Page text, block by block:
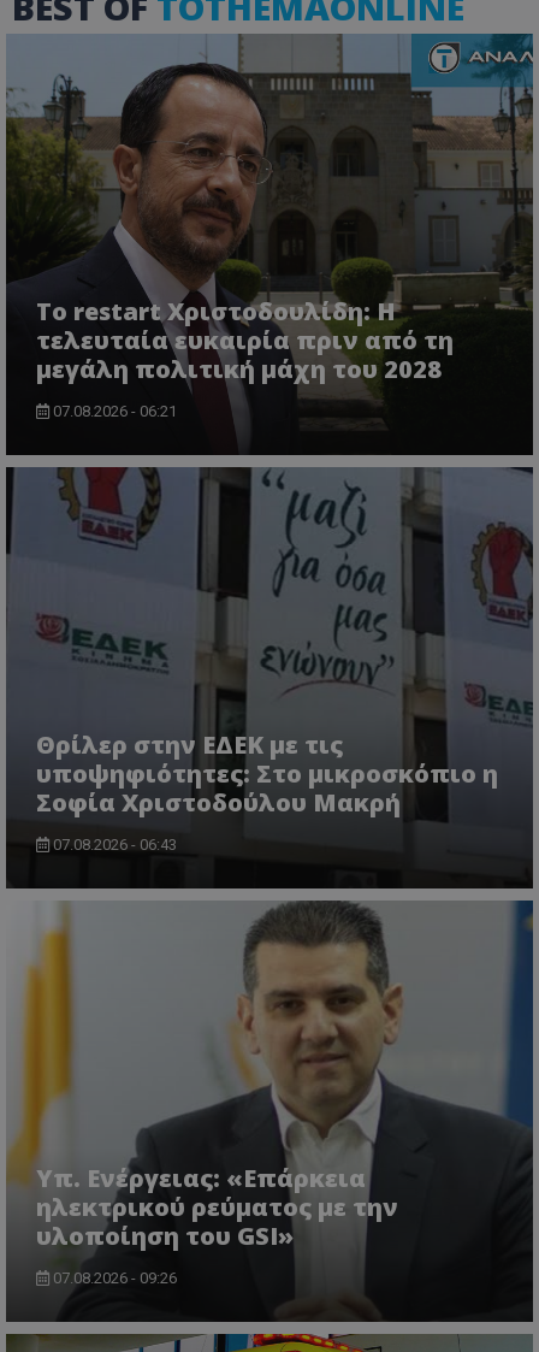
Το restart Χριστοδουλίδη: Η
τελευταία ευκαιρία πριν από τη
μεγάλη πολιτική μάχη του 2028
07.08.2026 - 06:21
Θρίλερ στην ΕΔΕΚ με τις
υποψηφιότητες: Στο μικροσκόπιο η
Σοφία Χριστοδούλου Μακρή
07.08.2026 - 06:43
Υπ. Ενέργειας: «Επάρκεια
ηλεκτρικού ρεύματος με την
υλοποίηση του GSI»
07.08.2026 - 09:26